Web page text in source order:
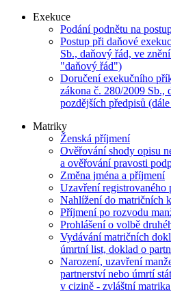
Exekuce
Podání podnětu na
Postup při daňové
Sb., daňový řád, ve
"daňový řád")
Doručení exekučního
zákona č. 280/2009 Sb.,
pozdějších předpisů
Matriky
Ženská příjmení
Ověřování shody opisu
a ověřování pravosti
Změna jména a příjmení
Uzavření registrovaného
Nahlížení do matričních
Příjmení po rozvodu
Prohlášení o volbě
Vydávání matričních
úmrtní list, doklad o
Narození, uzavření
partnerství nebo úmrtí
v cizině - zvláštní